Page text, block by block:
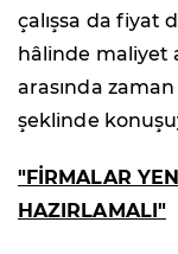
çalışsa da fiyat
hâlinde maliyet
arasında
şeklinde
"FİRMALAR
HAZIRLAMALI"